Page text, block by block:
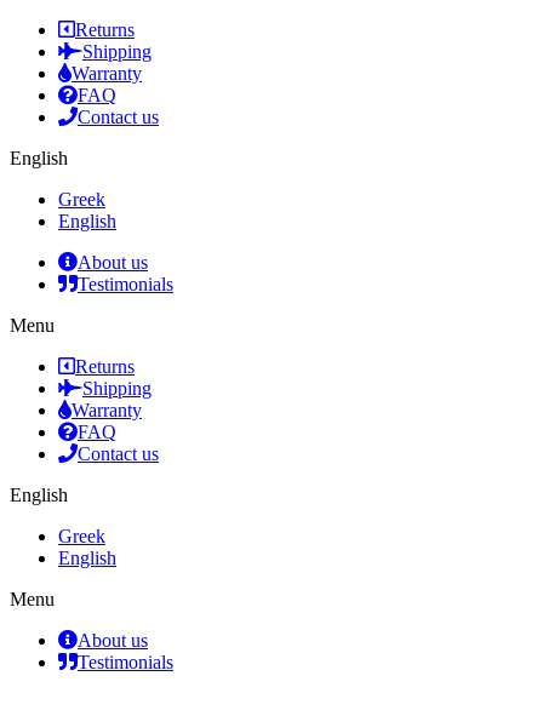
Returns
Shipping
Warranty
FAQ
Contact us
English
Greek
English
About us
Testimonials
Menu
Returns
Shipping
Warranty
FAQ
Contact us
English
Greek
English
Menu
About us
Testimonials